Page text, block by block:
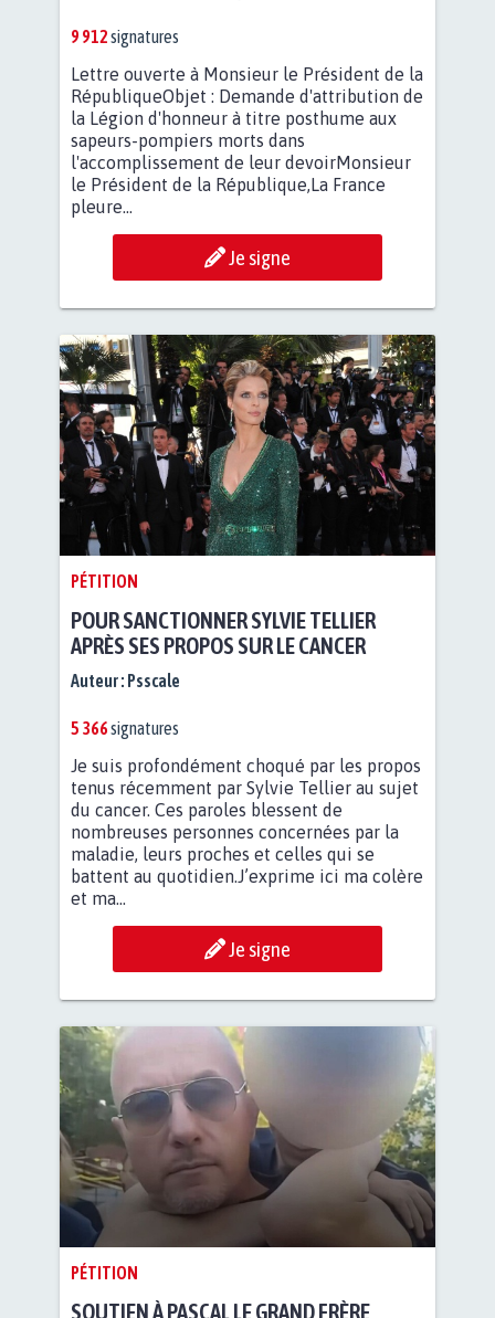
9 912signatures
Lettre ouverte à Monsieur le Président de la
RépubliqueObjet : Demande d'attribution de
la Légion d'honneur à titre posthume aux
sapeurs-pompiers morts dans
l'accomplissement de leur devoirMonsieur
le Président de la République,La France
pleure...
Je signe
PÉTITION
POUR SANCTIONNER SYLVIE TELLIER
APRÈS SES PROPOS SUR LE CANCER
Auteur : Psscale
5 366signatures
Je suis profondément choqué par les propos
tenus récemment par Sylvie Tellier au sujet
du cancer. Ces paroles blessent de
nombreuses personnes concernées par la
maladie, leurs proches et celles qui se
battent au quotidien.J’exprime ici ma colère
et ma...
Je signe
PÉTITION
SOUTIEN À PASCAL LE GRAND FRÈRE